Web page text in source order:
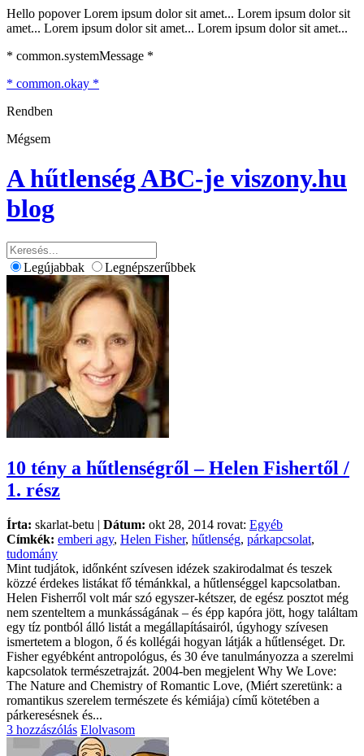
Hello popover Lorem ipsum dolor sit amet... Lorem ipsum dolor sit
amet... Lorem ipsum dolor sit amet... Lorem ipsum dolor sit amet...
* common.systemMessage *
* common.okay *
Rendben
Mégsem
A hűtlenség ABC-je viszony.hu
blog
Legújabbak Legnépszerűbbek
10 tény a hűtlenségről – Helen Fishertől /
1. rész
Írta: skarlat-betu | Dátum: okt 28, 2014 rovat: Egyéb
Címkék: emberi agy, Helen Fisher, hűtlenség, párkapcsolat,
tudomány
Mint tudjátok, időnként szívesen idézek szakirodalmat és teszek
közzé érdekes listákat fő témánkkal, a hűtlenséggel kapcsolatban.
Helen Fisherről volt már szó egyszer-kétszer, de egész posztot még
nem szenteltem a munkásságának – és épp kapóra jött, hogy találtam
egy tíz pontból álló listát a megállapításairól, úgyhogy szívesen
ismertetem a blogon, ő és kollégái hogyan látják a hűtlenséget. Dr.
Fisher egyébként antropológus, és 30 éve tanulmányozza a szerelmi
kapcsolatok természetrajzát. 2004-ben megjelent Why We Love:
The Nature and Chemistry of Romantic Love, (Miért szeretünk: a
romantikus szerelem természete és kémiája) című kötetében a
párkeresésnek és...
3 hozzászólás Elolvasom